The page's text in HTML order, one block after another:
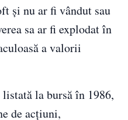
și nu ar fi vândut sau
sa ar fi explodat în
a valorii
la bursă în 1986,
de acțiuni,